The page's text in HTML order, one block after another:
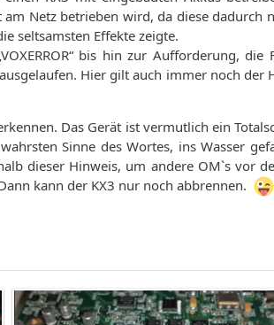
Netz betrieben wird, da diese
seltsamsten Effekte zeigte.
bis hin zur Aufforderung,
Hier gilt auch immer noch
Das Gerät ist vermutlich ein
Sinne des Wortes, ins Wasser
dieser Hinweis, um andere OM`s vor
kann der KX3 nur noch abbrennen.